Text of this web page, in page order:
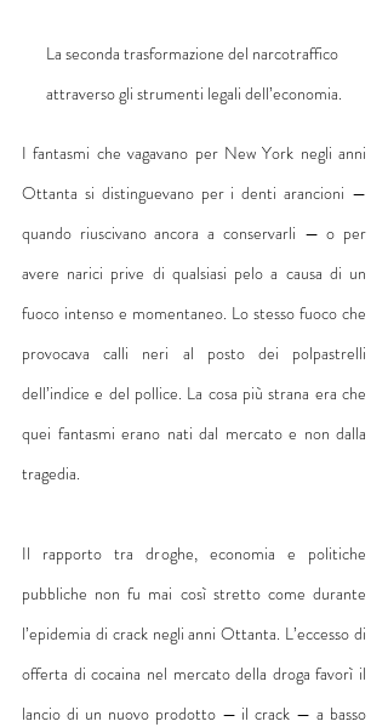
La seconda trasformazione del narcotraffico
attraverso gli strumenti legali dell’economia.
I fantasmi che vagavano per New York negli anni
Ottanta si distinguevano per i denti arancioni —
quando riuscivano ancora a conservarli — o per
avere narici prive di qualsiasi pelo a causa di un
fuoco intenso e momentaneo. Lo stesso fuoco che
provocava calli neri al posto dei polpastrelli
dell’indice e del pollice. La cosa più strana era che
quei fantasmi erano nati dal mercato e non dalla
tragedia.
Il rapporto tra droghe, economia e politiche
pubbliche non fu mai così stretto come durante
l’epidemia di crack negli anni Ottanta. L’eccesso di
offerta di cocaina nel mercato della droga favorì il
lancio di un nuovo prodotto — il crack — a basso